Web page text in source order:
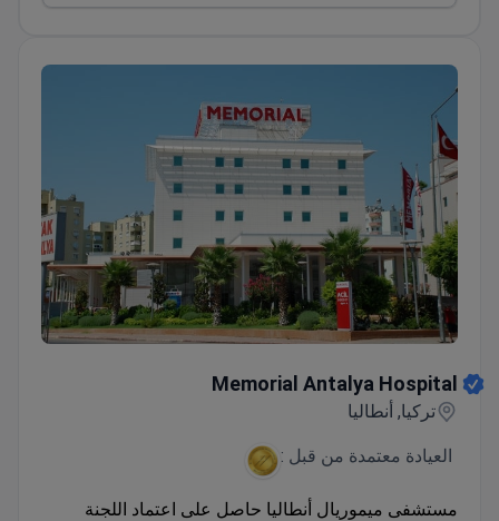
Memorial Antalya Hospital
تركيا, أنطاليا
العيادة معتمدة من قبل :
مستشفى ميموريال أنطاليا حاصل على اعتماد اللجنة